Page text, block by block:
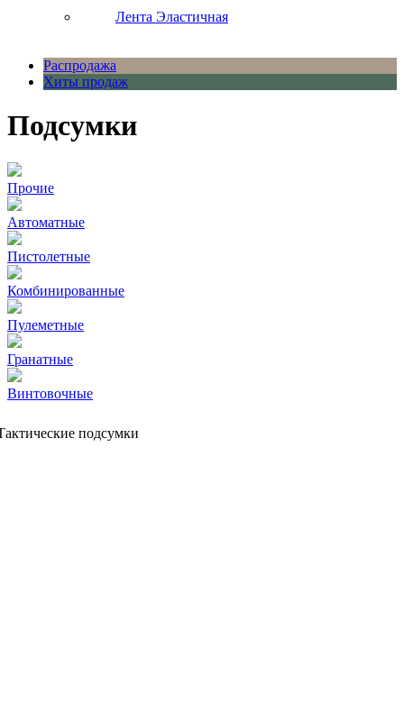
Лента Эластичная
Распродажа
Хиты продаж
Подсумки
Прочие
Автоматные
Пистолетные
Комбинированные
Пулеметные
Гранатные
Винтовочные